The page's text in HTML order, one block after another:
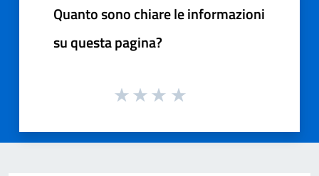
Quanto sono chiare le informazioni
su questa pagina?